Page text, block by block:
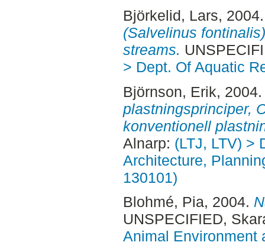
Björkelid, Lars,
(Salvelinus
streams.
> Dept. Of Aquatic
Björnson, Erik,
plastningsprinciper,
konventionell
Alnarp: (LTJ, LTV) >
Architecture,
130101)
Blohmé, Pia, 2004.
UNSPECIFIED,
Animal Environment